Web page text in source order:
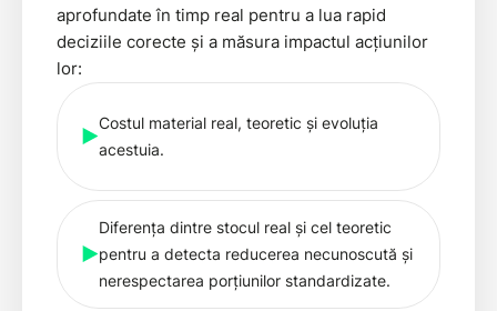
aprofundate în timp real pentru a lua rapid
deciziile corecte și a măsura impactul acțiunilor
lor:
Costul material real, teoretic și evoluția
acestuia.
Diferența dintre stocul real și cel teoretic
pentru a detecta reducerea necunoscută și
nerespectarea porțiunilor standardizate.